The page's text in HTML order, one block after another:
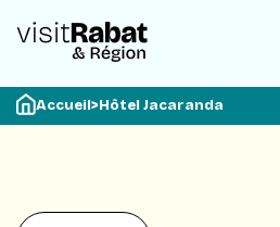
Accueil>Hôtel Jacaranda